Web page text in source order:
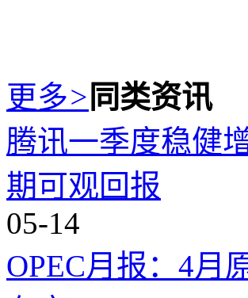
更多> 同类资讯
腾讯一季度稳健
期可观回报
05-14
OPEC月报：4月